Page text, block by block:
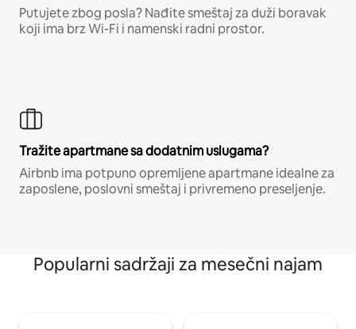
Putujete zbog posla? Nađite smeštaj za duži boravak
koji ima brz Wi-Fi i namenski radni prostor.
Tražite apartmane sa dodatnim uslugama?
Airbnb ima potpuno opremljene apartmane idealne za
zaposlene, poslovni smeštaj i privremeno preseljenje.
Popularni sadržaji za mesečni najam